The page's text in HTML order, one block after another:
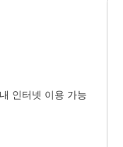
인터넷 이용 가능